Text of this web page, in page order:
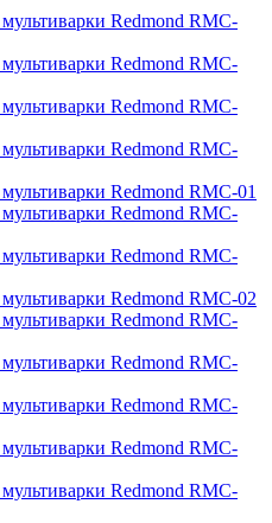
Redmond RMC-
Redmond RMC-
Redmond RMC-
Redmond RMC-
Redmond RMC-01
Redmond RMC-
Redmond RMC-
Redmond RMC-02
Redmond RMC-
Redmond RMC-
Redmond RMC-
Redmond RMC-
Redmond RMC-